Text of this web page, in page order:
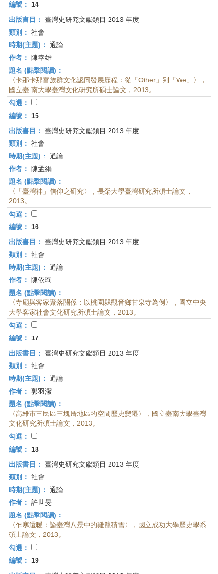
編號：
14
出版書目： 臺灣史研究文獻類目 2013 年度
類別： 社會
時期(主題)： 通論
作者：
陳幸雄
題名 (點擊閱讀)：
〈卡那卡那富族群文化認同發展歷程：從「Other」到「We」〉，
國立臺 南大學臺灣文化研究所碩士論文，2013。
勾選：
編號：
15
出版書目： 臺灣史研究文獻類目 2013 年度
類別： 社會
時期(主題)： 通論
作者：
陳孟絹
題名 (點擊閱讀)：
〈「臺灣神」信仰之研究〉，長榮大學臺灣研究所碩士論文，
2013。
勾選：
編號：
16
出版書目： 臺灣史研究文獻類目 2013 年度
類別： 社會
時期(主題)： 通論
作者：
陳依珣
題名 (點擊閱讀)：
〈寺廟與客家聚落關係：以桃園縣觀音鄉甘泉寺為例〉，國立中央
大學客家社會文化研究所碩士論文，2013。
勾選：
編號：
17
出版書目： 臺灣史研究文獻類目 2013 年度
類別： 社會
時期(主題)： 通論
作者： 郭羽潔
題名 (點擊閱讀)：
〈高雄市三民區三塊厝地區的空間歷史變遷〉，國立臺南大學臺灣
文化研究所碩士論文，2013。
勾選：
編號：
18
出版書目： 臺灣史研究文獻類目 2013 年度
類別： 社會
時期(主題)： 通論
作者： 許世旻
題名 (點擊閱讀)：
〈乍寒還暖：論臺灣八景中的雞籠積雪〉，國立成功大學歷史學系
碩士論文，2013。
勾選：
編號：
19